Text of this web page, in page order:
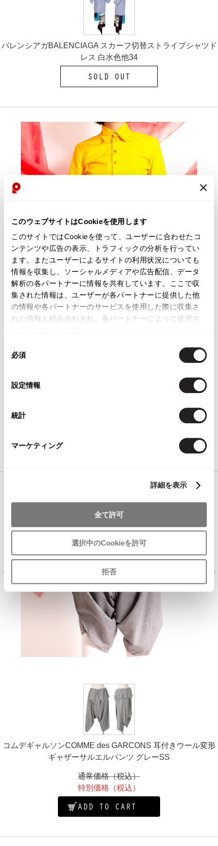
このウェブサイトはCookieを使用します
このサイトではCookieを使って、ユーザーに合わせたコ
ンテンツや広告の表示、トラフィックの分析を行ってい
ます。またユーザーによるサイトの利用状況についても
情報を収集し、ソーシャルメディアや広告配信、データ
解析の各パートナーに情報を共有しています。ここで収
集された情報は、ユーザーが各パートナーに提供した他
の情報や各パートナーのサービスを使用した際に収集さ
れた情報と組み合わされ、各パートナーによって使用さ
必須
設定情報
統計
マーケティング
詳細を表示
全て許可
選択中のCookieを許可
拒否
バレンシアガBALENCIAGA スカーフ切替ストライプシャツド
レス 白水色他34
SOLD OUT
ジャンポールゴルチエ ファムJean Paul GAULTIER FEMME
コットンレギュラーカラーシャツ オレンジ42
コムデギャルソンCOMME des GARCONS 耳付きウール変形
ギャザーサルエルパンツ グレーSS
通常価格（税込）
特別価格（税込）
ADD TO CART